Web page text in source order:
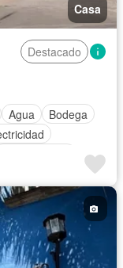
Casa
Destacado
Agua
Bodega